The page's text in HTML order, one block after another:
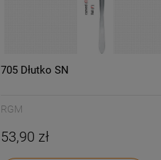
705 Dłutko SN
RGM
53,90 zł